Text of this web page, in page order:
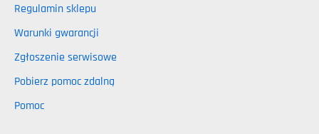
Regulamin sklepu
Warunki gwarancji
Zgłoszenie serwisowe
Pobierz pomoc zdalną
Pomoc